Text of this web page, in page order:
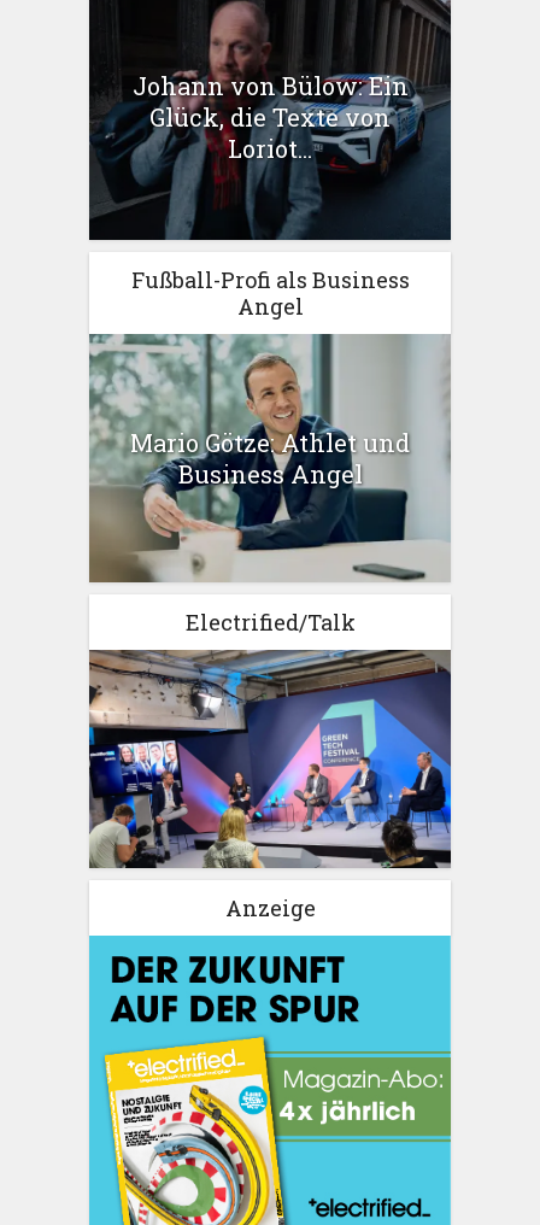
Johann von Bülow: Ein
Glück, die Texte von
Loriot...
Fußball-Profi als Business
Angel
Mario Götze: Athlet und
Business Angel
Electrified/Talk
Anzeige